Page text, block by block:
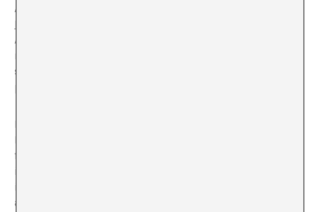
Acaba de terminar en la sede de la
March de Madrid ‘Paul Klee, Maestro de la Bauhaus’
Abierta desde el 22 de marzo hasta el 30 de junio, la
muestra ha dado al público la oportunidad de entender
su trabajo plástico al abrigo de sus investigaciones
pedagógicas.
Paul Klee fue docente en la Bauhaus entre 1921 y 1931.
Diez años en los que impartió la asignatura ‘Teoría de la
forma pictórica’. Durante ese tiempo llevó a cabo una
intensa actividad de exploración de las relaciones de
imagen con sus aplicaciones en el diseño y la
arquitectura, pero sobre todo un cuidado análisis de su